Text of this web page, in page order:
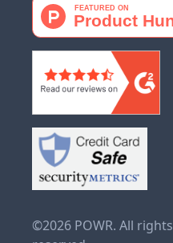
©2026 POWR. All rights